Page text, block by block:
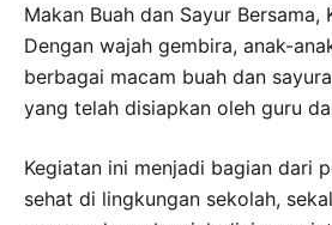
Makan Buah dan Sayur Bersama,
Dengan wajah gembira, anak-
berbagai macam buah dan
yang telah disiapkan oleh guru
Kegiatan ini menjadi bagian dari
sehat di lingkungan sekolah,